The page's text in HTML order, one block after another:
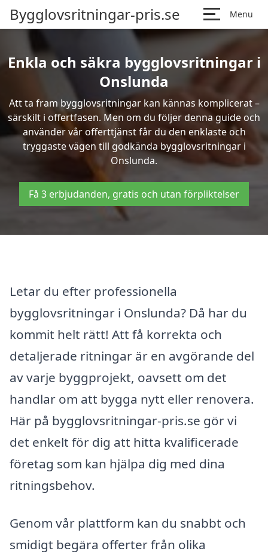
Bygglovsritningar-pris.se Menu
Enkla och säkra bygglovsritningar i
Onslunda
Att ta fram bygglovsritningar kan kännas komplicerat –
särskilt i offertfasen. Men om du följer denna guide och
använder vår offerttjänst får du den enklaste och
tryggaste vägen till godkända bygglovsritningar i
Onslunda.
Få 3 erbjudanden, gratis och utan förpliktelser
Letar du efter professionella
bygglovsritningar i Onslunda? Då har du
kommit helt rätt! Att få korrekta och
detaljerade ritningar är en avgörande del
av varje byggprojekt, oavsett om det
handlar om att bygga nytt eller renovera.
Här på bygglovsritningar-pris.se gör vi
det enkelt för dig att hitta kvalificerade
företag som kan hjälpa dig med dina
ritningsbehov.
Genom vår plattform kan du snabbt och
smidigt begära offerter från olika